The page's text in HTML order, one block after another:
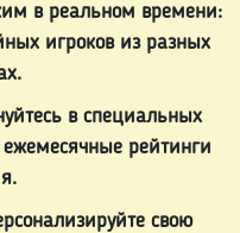
в реальном времени:
игроков из разных
в специальных
рейтинги
свою